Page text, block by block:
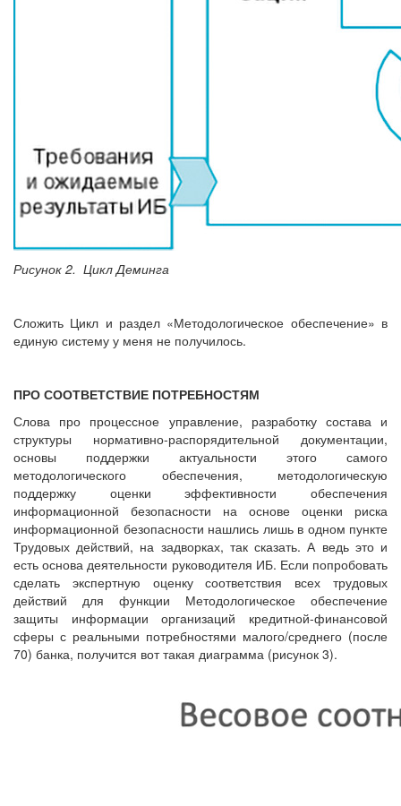
Рисунок 2. Цикл Деминга
Сложить Цикл и раздел «Методологическое обеспечение» в
единую систему у меня не получилось.
ПРО СООТВЕТСТВИЕ ПОТРЕБНОСТЯМ
Слова про процессное управление, разработку состава и
структуры нормативно-распорядительной документации,
основы поддержки актуальности этого самого
методологического обеспечения, методологическую
поддержку оценки эффективности обеспечения
информационной безопасности на основе оценки риска
информационной безопасности нашлись лишь в одном пункте
Трудовых действий, на задворках, так сказать. А ведь это и
есть основа деятельности руководителя ИБ. Если попробовать
сделать экспертную оценку соответствия всех трудовых
действий для функции Методологическое обеспечение
защиты информации организаций кредитной-финансовой
сферы с реальными потребностями малого/среднего (после
70) банка, получится вот такая диаграмма (рисунок 3).